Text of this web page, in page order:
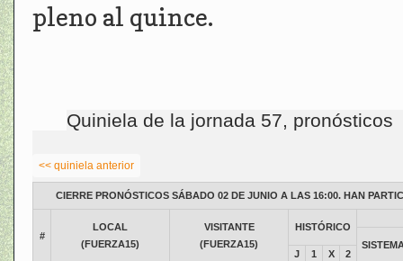
pleno al quince.
Quiniela de la jornada 57, pronósticos
<< quiniela anterior
CIERRE PRONÓSTICOS SÁBADO 02 DE JUNIO A LAS 16:00. HAN
#
LOCAL
(FUERZA15)
VISITANTE
(FUERZA15)
HISTÓRICO
J
1 X 2